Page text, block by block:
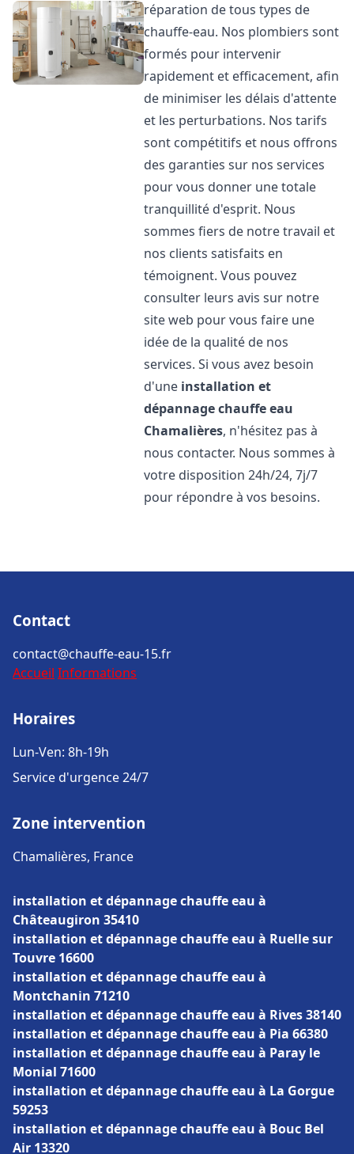
réparation de tous types de
chauffe-eau. Nos plombiers sont
formés pour intervenir
rapidement et efficacement, afin
de minimiser les délais d'attente
et les perturbations. Nos tarifs
sont compétitifs et nous offrons
des garanties sur nos services
pour vous donner une totale
tranquillité d'esprit. Nous
sommes fiers de notre travail et
nos clients satisfaits en
témoignent. Vous pouvez
consulter leurs avis sur notre
site web pour vous faire une
idée de la qualité de nos
services. Si vous avez besoin
d'une installation et
dépannage chauffe eau
Chamalières, n'hésitez pas à
nous contacter. Nous sommes à
votre disposition 24h/24, 7j/7
pour répondre à vos besoins.
Contact
contact@chauffe-eau-15.fr
Accueil Informations
Horaires
Lun-Ven: 8h-19h
Service d'urgence 24/7
Zone intervention
Chamalières, France
installation et dépannage chauffe eau à
Châteaugiron 35410
installation et dépannage chauffe eau à Ruelle sur
Touvre 16600
installation et dépannage chauffe eau à
Montchanin 71210
installation et dépannage chauffe eau à Rives 38140
installation et dépannage chauffe eau à Pia 66380
installation et dépannage chauffe eau à Paray le
Monial 71600
installation et dépannage chauffe eau à La Gorgue
59253
installation et dépannage chauffe eau à Bouc Bel
Air 13320